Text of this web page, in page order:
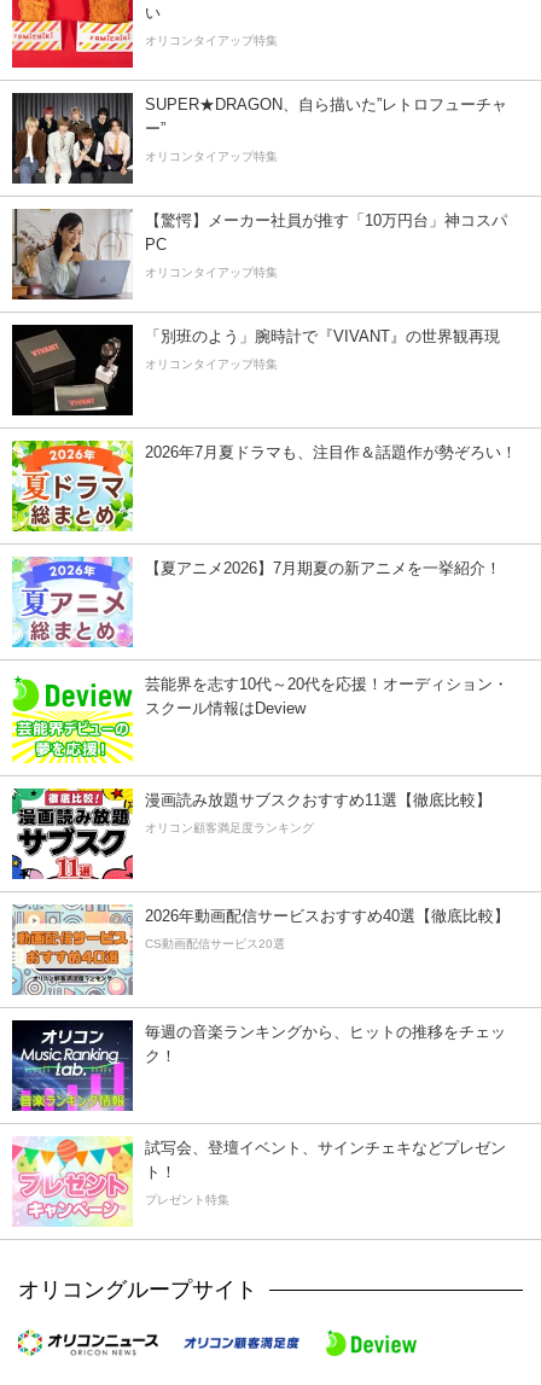
い
オリコンタイアップ特集
SUPER★DRAGON、自ら描いた”レトロフューチャ
ー”
オリコンタイアップ特集
【驚愕】メーカー社員が推す「10万円台」神コスパ
PC
オリコンタイアップ特集
「別班のよう」腕時計で『VIVANT』の世界観再現
オリコンタイアップ特集
2026年7月夏ドラマも、注目作＆話題作が勢ぞろい！
【夏アニメ2026】7月期夏の新アニメを一挙紹介！
芸能界を志す10代～20代を応援！オーディション・
スクール情報はDeview
漫画読み放題サブスクおすすめ11選【徹底比較】
オリコン顧客満足度ランキング
2026年動画配信サービスおすすめ40選【徹底比較】
CS動画配信サービス20選
毎週の音楽ランキングから、ヒットの推移をチェッ
ク！
試写会、登壇イベント、サインチェキなどプレゼン
ト！
プレゼント特集
オリコングループサイト